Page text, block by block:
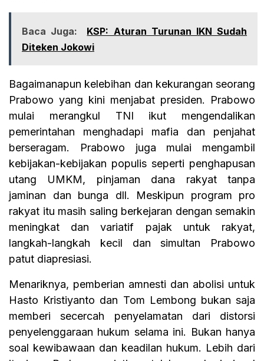
Baca Juga:
KSP: Aturan Turunan IKN Sudah
Diteken Jokowi
Bagaimanapun kelebihan dan kekurangan seorang
Prabowo yang kini menjabat presiden. Prabowo
mulai merangkul TNI ikut mengendalikan
pemerintahan menghadapi mafia dan penjahat
berseragam. Prabowo juga mulai mengambil
kebijakan-kebijakan populis seperti penghapusan
utang UMKM, pinjaman dana rakyat tanpa
jaminan dan bunga dll. Meskipun program pro
rakyat itu masih saling berkejaran dengan semakin
meningkat dan variatif pajak untuk rakyat,
langkah-langkah kecil dan simultan Prabowo
patut diapresiasi.
Menariknya, pemberian amnesti dan abolisi untuk
Hasto Kristiyanto dan Tom Lembong bukan saja
memberi secercah penyelamatan dari distorsi
penyelenggaraan hukum selama ini. Bukan hanya
soal kewibawaan dan keadilan hukum. Lebih dari